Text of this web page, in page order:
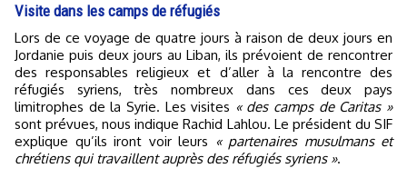
Visite dans les camps de réfugiés
Lors de ce voyage de quatre jours à raison de deux jours en
Jordanie puis deux jours au Liban, ils prévoient de rencontrer
des responsables religieux et d’aller à la rencontre des
réfugiés syriens, très nombreux dans ces deux pays
limitrophes de la Syrie. Les visites « des camps de Caritas »
sont prévues, nous indique Rachid Lahlou. Le président du SIF
explique qu’ils iront voir leurs « partenaires musulmans et
chrétiens qui travaillent auprès des réfugiés syriens ».